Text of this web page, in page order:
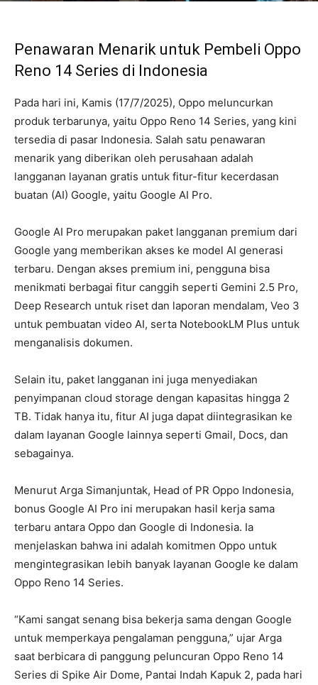
Penawaran Menarik untuk Pembeli Oppo
Reno 14 Series di Indonesia
Pada hari ini, Kamis (17/7/2025), Oppo meluncurkan
produk terbarunya, yaitu Oppo Reno 14 Series, yang kini
tersedia di pasar Indonesia. Salah satu penawaran
menarik yang diberikan oleh perusahaan adalah
langganan layanan gratis untuk fitur-fitur kecerdasan
buatan (AI) Google, yaitu Google AI Pro.
Google AI Pro merupakan paket langganan premium dari
Google yang memberikan akses ke model AI generasi
terbaru. Dengan akses premium ini, pengguna bisa
menikmati berbagai fitur canggih seperti Gemini 2.5 Pro,
Deep Research untuk riset dan laporan mendalam, Veo 3
untuk pembuatan video AI, serta NotebookLM Plus untuk
menganalisis dokumen.
Selain itu, paket langganan ini juga menyediakan
penyimpanan cloud storage dengan kapasitas hingga 2
TB. Tidak hanya itu, fitur AI juga dapat diintegrasikan ke
dalam layanan Google lainnya seperti Gmail, Docs, dan
sebagainya.
Menurut Arga Simanjuntak, Head of PR Oppo Indonesia,
bonus Google AI Pro ini merupakan hasil kerja sama
terbaru antara Oppo dan Google di Indonesia. Ia
menjelaskan bahwa ini adalah komitmen Oppo untuk
mengintegrasikan lebih banyak layanan Google ke dalam
Oppo Reno 14 Series.
“Kami sangat senang bisa bekerja sama dengan Google
untuk memperkaya pengalaman pengguna,” ujar Arga
saat berbicara di panggung peluncuran Oppo Reno 14
Series di Spike Air Dome, Pantai Indah Kapuk 2, pada hari